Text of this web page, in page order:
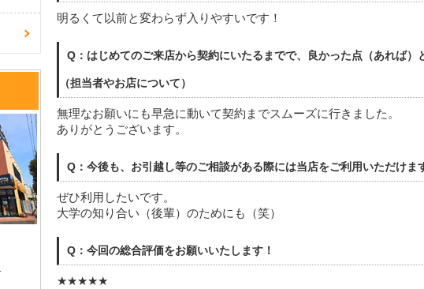
明るくて以前と変わらず入りやすいです！
Q：はじめてのご来店から契約にいたるまでで、良かった点（あれば）
（担当者やお店について）
無理なお願いにも早急に動いて契約までスムーズに行きました。
ありがとうございます。
Q：今後も、お引越し等のご相談がある際には当店をご利用いただけま
ぜひ利用したいです。
大学の知り合い（後輩）のためにも（笑）
Q：今回の総合評価をお願いいたします！
★★★★★